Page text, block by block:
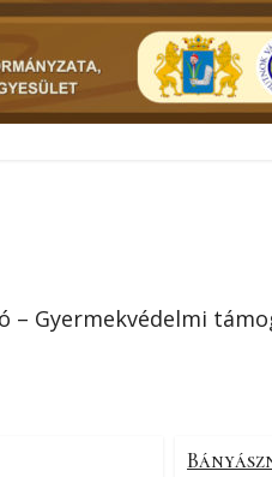
– Gyermekvédelmi